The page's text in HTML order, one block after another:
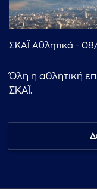
ΣΚΑΪ Αθλητικά -
Όλη η αθλητική
ΣΚΑΪ.